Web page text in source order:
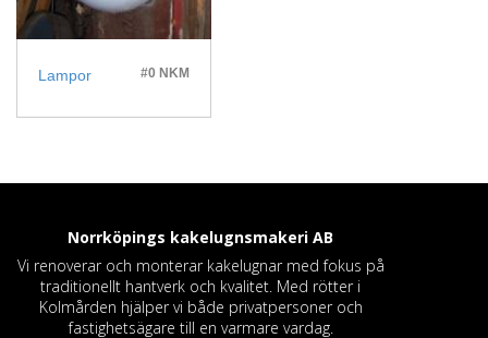
Lampor #0 NKM
Norrköpings kakelugnsmakeri AB
Vi renoverar och monterar kakelugnar med fokus på
traditionellt hantverk och kvalitet. Med rötter i
Kolmården hjälper vi både privatpersoner och
fastighetsägare till en varmare vardag.